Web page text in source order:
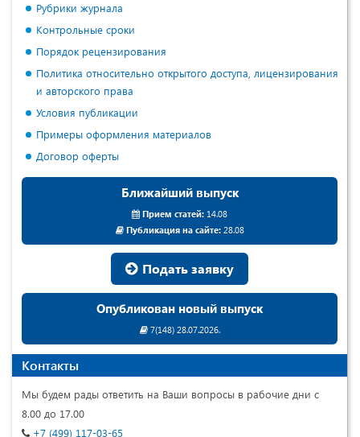
Рубрики журнала
Контрольные сроки
Порядок рецензирования
Политика относительно открытого доступа, лицензирования
и авторского права
Условия публикации
Примеры оформления материалов
Договор оферты
Ближайший выпуск
Прием статей: 14.08
Публикация на сайте:28.08
Подать заявку
Опубликован новый выпуск
7(148) 28.07.2026.
Контакты
Мы будем рады ответить на Ваши вопросы в рабочие дни с
8.00 до 17.00
+7 (499) 117-03-65